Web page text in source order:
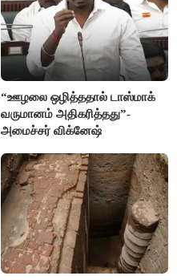
“ஊழலை ஒழித்ததால் டாஸ்மாக்
வருமானம் அதிகரித்தது”-
அமைச்சர் விக்னேஷ்